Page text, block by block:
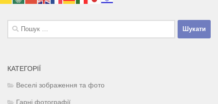
Пошук:
КАТЕГОРІЇ
Веселі зображення та фото
Гарні фотографії